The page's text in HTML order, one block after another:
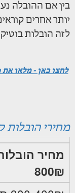
בין אם ההובלה
יותר אחרים
לזה הובלות בוטיק
לחצו כאן - מלאו את
מחירי הובלות
800₪